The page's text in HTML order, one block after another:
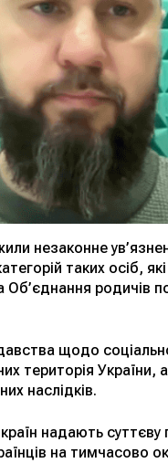
незаконне
таких осіб,
родичів
щодо
територія України,
наслідків.
надають суттєву
на тимчасово